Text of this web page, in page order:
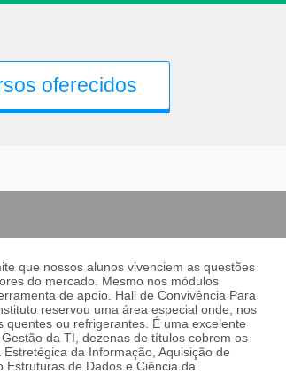
oferecidos
que nossos alunos vivenciem as questões
do mercado. Mesmo nos módulos
de apoio. Hall de Convivência Para
reservou uma área especial onde, nos
ou refrigerantes. É uma excelente
da TI, dezenas de títulos cobrem os
da Informação, Aquisição de
Estruturas de Dados e Ciência da